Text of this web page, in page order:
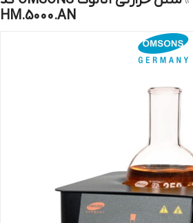
HM.5000.AN